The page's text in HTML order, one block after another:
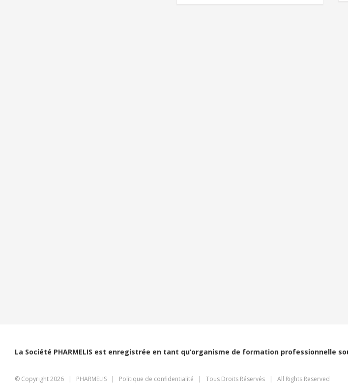
La Société PHARMELIS est enregistrée en tant qu’organisme de formation professionnelle
© Copyright2026 | PHARMELIS | Politique de confidentialité | Tous Droits Réservés | All Rights Reserved